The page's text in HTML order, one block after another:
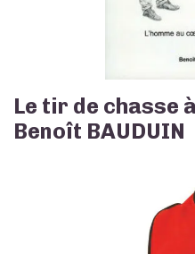
Le tir de chasse
Benoît BAUDUIN